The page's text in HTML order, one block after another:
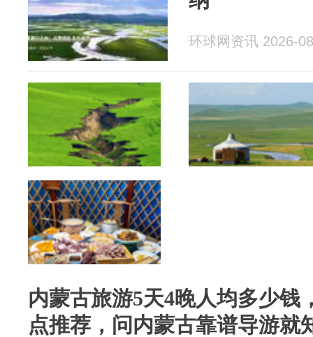
环球网资讯 2026-
内蒙古旅游5天4晚人均多少钱
点推荐，问内蒙古靠谱导游就